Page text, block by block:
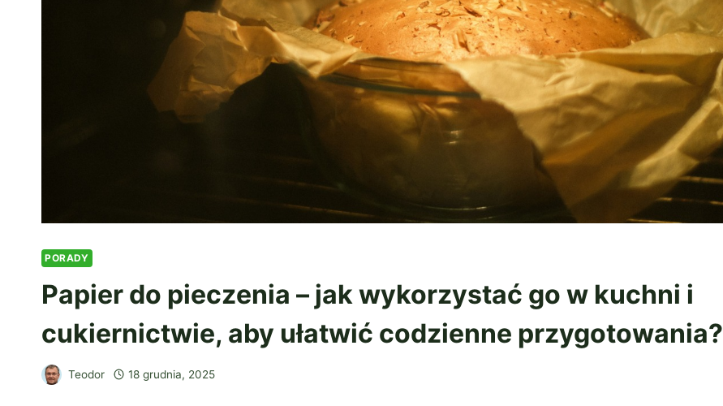
PORADY
Papier do pieczenia – jak wykorzystać go w kuchni i
cukiernictwie, aby ułatwić codzienne przygotowania?
Teodor 18 grudnia, 2025